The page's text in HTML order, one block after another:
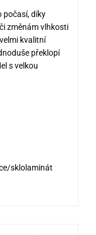
počasí, díky
změnám vlhkosti
kvalitní
překlopí
s velkou
sklolaminát